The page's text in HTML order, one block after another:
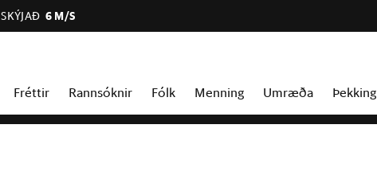
SKÝJAÐ 6 M/S
Fréttir Rannsóknir Fólk Menning Umræða Þekking